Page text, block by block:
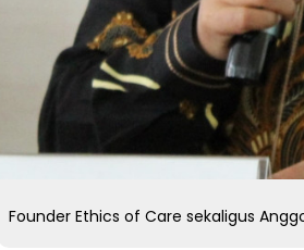
Founder Ethics of Care sekaligus